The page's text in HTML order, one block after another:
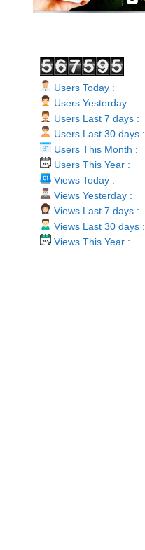
Users Today :
Users Yesterday :
Users Last 7 days :
Users Last 30 days :
Users This Month :
Users This Year :
Views Today :
Views Yesterday :
Views Last 7 days :
Views Last 30 days :
Views This Year :